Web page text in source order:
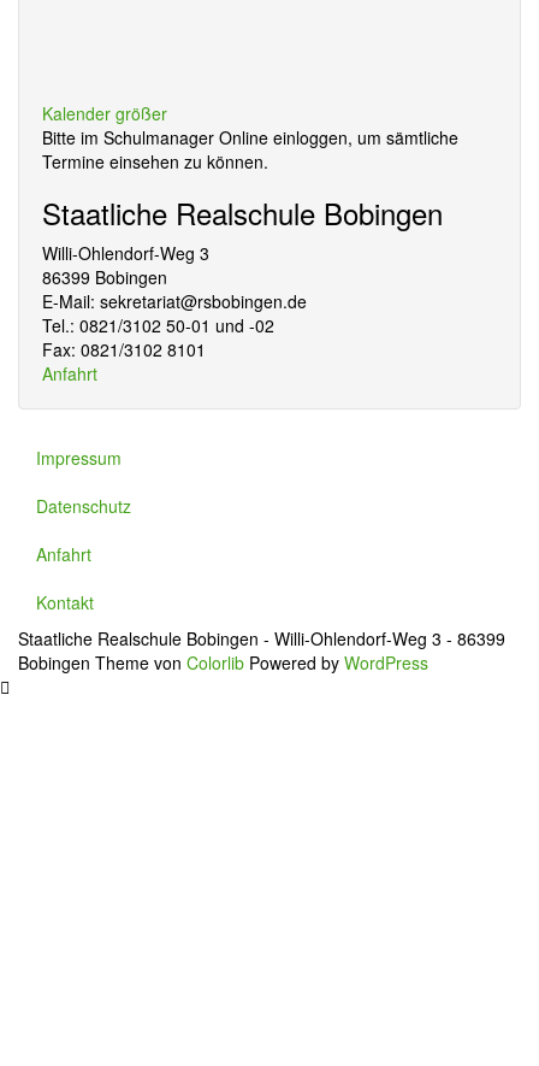
Kalender größer
Bitte im Schulmanager Online einloggen, um sämtliche
Termine einsehen zu können.
Staatliche Realschule Bobingen
Willi-Ohlendorf-Weg 3
86399 Bobingen
E-Mail: sekretariat@rsbobingen.de
Tel.: 0821/3102 50-01 und -02
Fax: 0821/3102 8101
Anfahrt
Impressum
Datenschutz
Anfahrt
Kontakt
Staatliche Realschule Bobingen - Willi-Ohlendorf-Weg 3 - 86399
Bobingen Theme von Colorlib Powered by WordPress